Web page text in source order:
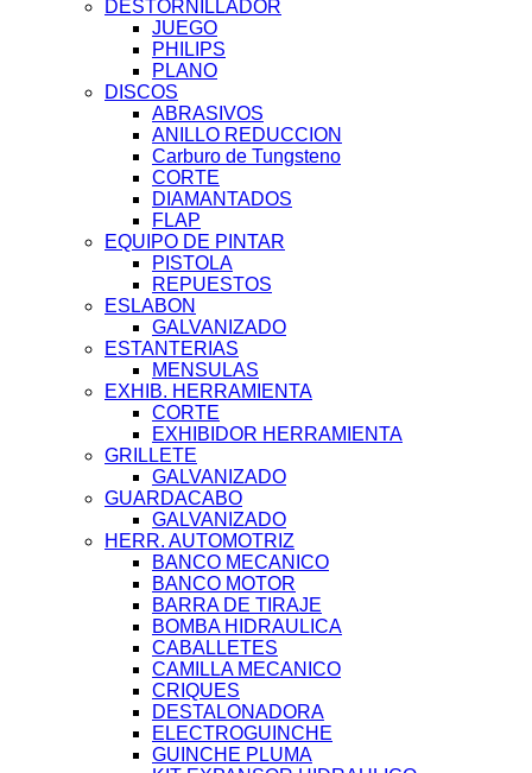
DESTORNILLADOR
JUEGO
PHILIPS
PLANO
DISCOS
ABRASIVOS
ANILLO REDUCCION
Carburo de Tungsteno
CORTE
DIAMANTADOS
FLAP
EQUIPO DE PINTAR
PISTOLA
REPUESTOS
ESLABON
GALVANIZADO
ESTANTERIAS
MENSULAS
EXHIB. HERRAMIENTA
CORTE
EXHIBIDOR HERRAMIENTA
GRILLETE
GALVANIZADO
GUARDACABO
GALVANIZADO
HERR. AUTOMOTRIZ
BANCO MECANICO
BANCO MOTOR
BARRA DE TIRAJE
BOMBA HIDRAULICA
CABALLETES
CAMILLA MECANICO
CRIQUES
DESTALONADORA
ELECTROGUINCHE
GUINCHE PLUMA